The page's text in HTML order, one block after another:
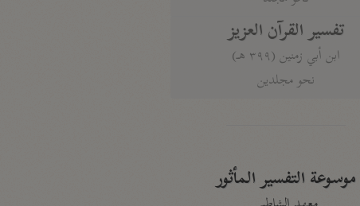
تفسير القرآن العزيز
ابن أبي زمنين (٣٩٩ هـ)
نحو مجلدين
موسوعة التفسير المأثور